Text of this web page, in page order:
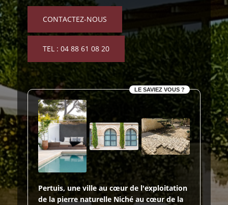
CONTACTEZ-NOUS
TEL : 04 88 61 08 20
LE SAVIEZ VOUS ?
Pertuis, une ville au cœur de l'exploitation
de la pierre naturelle Niché au cœur de la